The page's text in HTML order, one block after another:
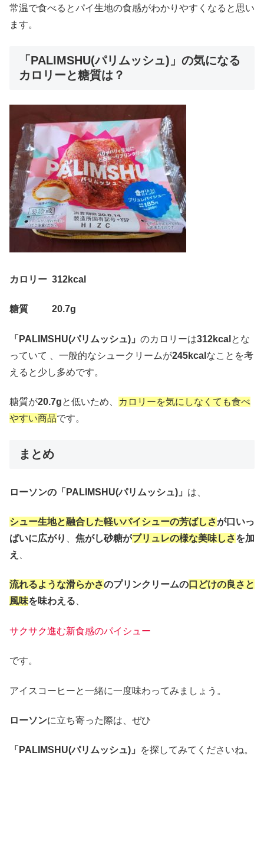
常温で食べるとパイ生地の食感がわかりやすくなると思い
ます。
「PALIMSHU(パリムッシュ)」の気になる
カロリーと糖質は？
カロリー 312kcal
糖質 20.7g
「PALIMSHU(パリムッシュ)」 のカロリーは312kcal とな
っていて 、一般的なシュークリームが245kcal なことを考
えると少し多めです。
糖質が20.7gと低いため、
カロリーを気にしなくても食べ
やすい商品です。
まとめ
ローソンの「PALIMSHU(パリムッシュ)」 は、
シュー生地と融合した軽いパイシューの芳ばしさが口いっ
ぱいに広がり
焦がし砂糖がブリュレの様な美味しさを加
え
流れるような滑らかさのプリンクリームの口どけの良さと
風味を味わえる
サクサク進む新食感のパイシュー
です。
アイスコーヒーと一緒に一度味わってみましょう。
ローソンに立ち寄った際は、ぜひ
「PALIMSHU(パリムッシュ)」 を探してみてくださいね。